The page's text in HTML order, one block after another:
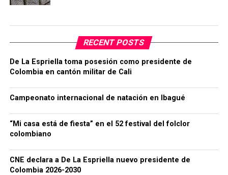
RECENT POSTS
De La Espriella toma posesión como presidente de
Colombia en cantón militar de Cali
Campeonato internacional de natación en Ibagué
“Mi casa está de fiesta” en el 52 festival del folclor
colombiano
CNE declara a De La Espriella nuevo presidente de
Colombia 2026-2030